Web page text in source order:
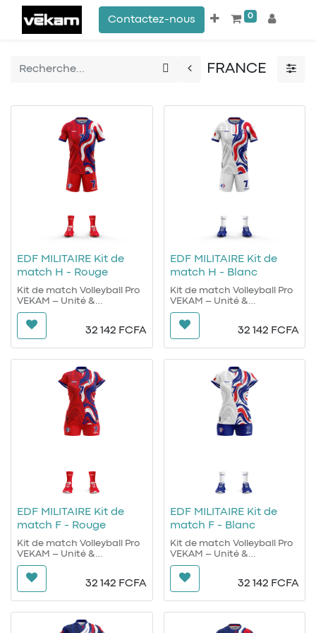
0
Contactez-nous
FRANCE
EDF MILITAIRE Kit de
match H - Rouge
Kit de match Volleyball Pro
VEKAM – Unité &
Performance
Conçu pour répondre aux
cohérence visuelle.
Maillot et short sont conçus
pour garantir une liberté de
mouvement totale, une
excellente respirabilité et
une résistance optimale à
compétition.
32 142 FCFA
EDF MILITAIRE Kit de
match H - Blanc
Kit de match Volleyball Pro
VEKAM – Unité &
Performance
Conçu pour répondre aux
cohérence visuelle.
Maillot et short sont conçus
pour garantir une liberté de
mouvement totale, une
excellente respirabilité et
une résistance optimale à
compétition.
32 142 FCFA
EDF MILITAIRE Kit de
match F - Rouge
Kit de match Volleyball Pro
VEKAM – Unité &
Performance
Conçu pour répondre aux
cohérence visuelle.
32 142 FCFA
EDF MILITAIRE Kit de
match F - Blanc
Kit de match Volleyball Pro
VEKAM – Unité &
Performance
Conçu pour répondre aux
cohérence visuelle.
32 142 FCFA